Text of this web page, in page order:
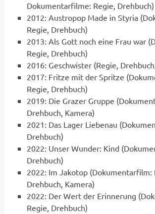
Dokumentarfilme: Regie, Drehbuch)
2012: Austropop Made in Styria
Regie, Drehbuch)
2013: Als Gott noch eine Frau war
Regie, Drehbuch)
2016: Geschwister (Regie,
2017: Fritze mit der Spritze
Regie, Drehbuch)
2019: Die Grazer Gruppe
Drehbuch, Kamera)
2021: Das Lager Liebenau
Drehbuch)
2022: Unser Wunder: Kind
Drehbuch)
2022: Im Jakotop (Dokumentarfilm:
Drehbuch, Kamera)
2022: Der Wert der Erinnerung
Regie, Drehbuch)